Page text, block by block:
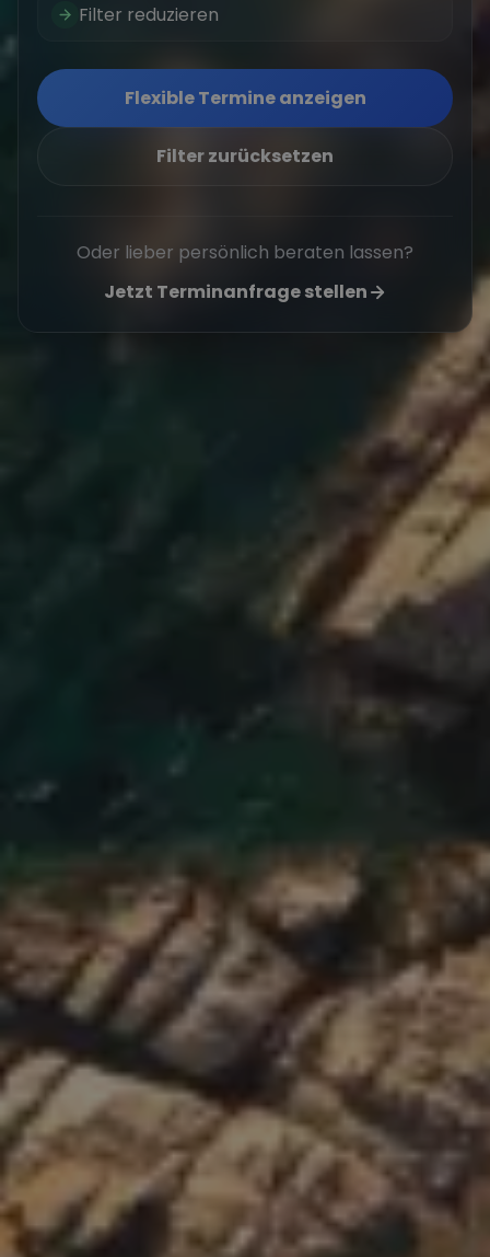
Filter reduzieren
Flexible Termine anzeigen
Filter zurücksetzen
Oder lieber persönlich beraten lassen?
Jetzt Terminanfrage stellen